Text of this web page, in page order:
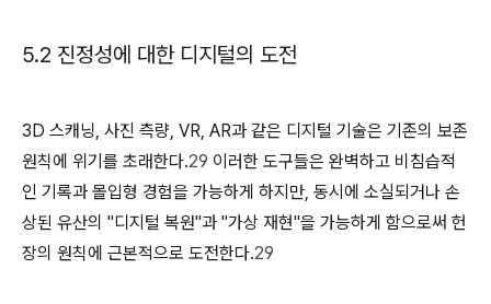
5.2 진정성에 대한 디지털의 도전
3D 스캐닝, 사진 측량, VR, AR과 같은 디지털 기술은 기존의 보존
원칙에 위기를 초래한다.29 이러한 도구들은 완벽하고 비침습적
인 기록과 몰입형 경험을 가능하게 하지만, 동시에 소실되거나 손
상된 유산의 "디지털 복원"과 "가상 재현"을 가능하게 함으로써 헌
장의 원칙에 근본적으로 도전한다.29